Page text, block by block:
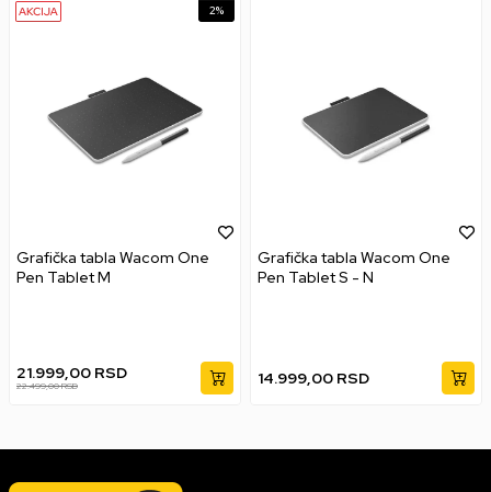
2%
Grafička tabla Wacom One
Pen Tablet M
21.999,00 RSD
22.499,00 RSD
Grafička tabla Wacom One
Pen Tablet S - N
14.999,00 RSD